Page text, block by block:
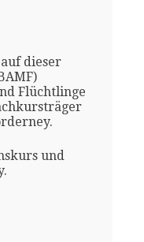
dieser
Flüchtlinge
und